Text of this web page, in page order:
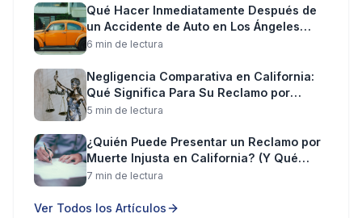
Qué Hacer Inmediatamente Después de
un Accidente de Auto en Los Ángeles
(Paso a Paso)
6 min de lectura
Negligencia Comparativa en California:
Qué Significa Para Su Reclamo por
Lesiones
5 min de lectura
¿Quién Puede Presentar un Reclamo por
Muerte Injusta en California? (Y Qué
Puede Recuperar)
7 min de lectura
Ver Todos los Artículos